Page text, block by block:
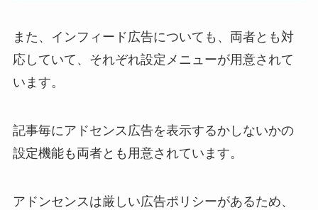
また、インフィード広告についても、両者とも対
応していて、それぞれ設定メニューが用意されて
います。
記事毎にアドセンス広告を表示するかしないかの
設定機能も両者とも用意されています。
アドンセンスは厳しい広告ポリシーがあるため、